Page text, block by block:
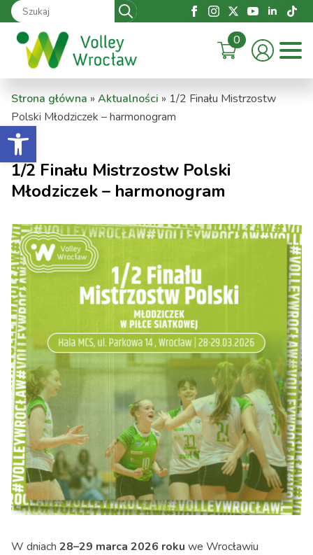
Otwórz pasek narzędzi
Search
for:
0
Strona główna » Aktualności » 1/2 Finału Mistrzostw
Polski Młodziczek – harmonogram
1/2 Finału Mistrzostw Polski
Młodziczek – harmonogram
W dniach 28–29 marca 2026 roku we Wrocławiu